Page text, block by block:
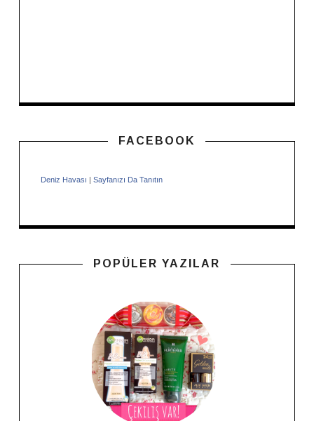
FACEBOOK
Deniz Havası | Sayfanızı Da Tanıtın
POPÜLER YAZILAR